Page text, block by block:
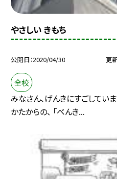
やさしい きもち
公開日 2020/04/30 更
全校
みなさん、げんきにすごしてい
かたからの、 「べんき...